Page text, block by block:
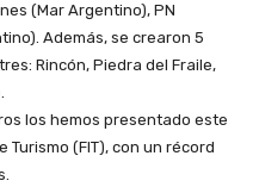
(Mar Argentino), PN
Además, se crearon 5
Rincón, Piedra del Fraile,
los hemos presentado este
(FIT), con un récord